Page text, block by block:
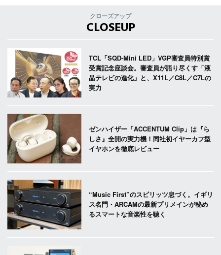
クローズアップ
CLOSEUP
TCL「SQD-Mini LED」VGP審査員特別賞
受賞記念座談会。審査員が語り尽くす「液
晶テレビの進化」と、X11L／C8L／C7Lの
実力
ゼンハイザー「ACCENTUM Clip」は『ら
しさ』全開の実力機！同社初イヤーカフ型
イヤホンを徹底レビュー
“Music First”のスピリッツ息づく。イギリ
ス名門・ARCAMの最新プリメインが秘め
るスマートな音楽性を聴く